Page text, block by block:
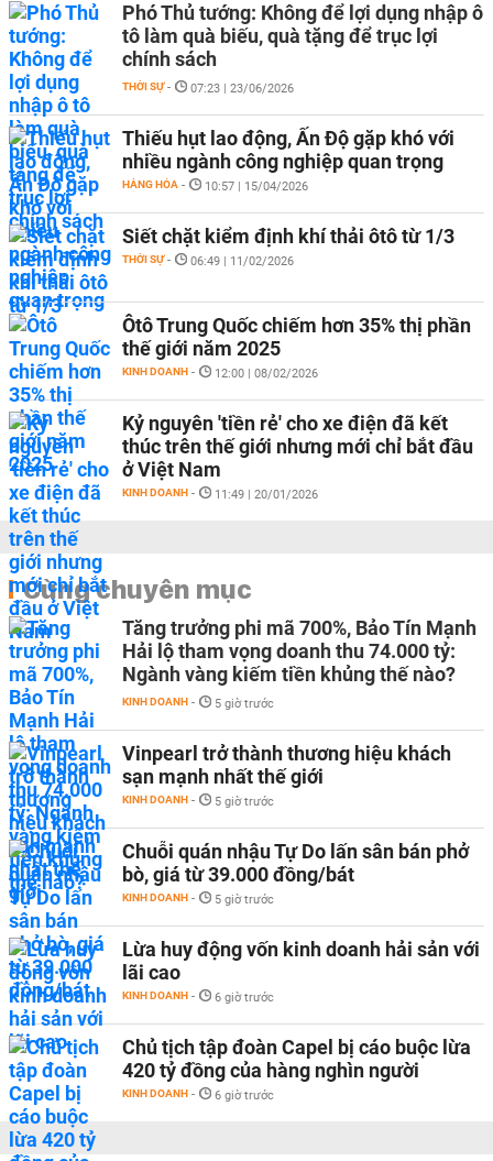
Phó Thủ tướng: Không để lợi dụng nhập ô
tô làm quà biếu, quà tặng để trục lợi
chính sách
THỜI SỰ - 07:23 | 23/06/2026
Thiếu hụt lao động, Ấn Độ gặp khó với
nhiều ngành công nghiệp quan trọng
HÀNG HÓA - 10:57 | 15/04/2026
Siết chặt kiểm định khí thải ôtô từ 1/3
THỜI SỰ - 06:49 | 11/02/2026
Ôtô Trung Quốc chiếm hơn 35% thị phần
thế giới năm 2025
KINH DOANH - 12:00 | 08/02/2026
Kỷ nguyên 'tiền rẻ' cho xe điện đã kết
thúc trên thế giới nhưng mới chỉ bắt đầu
ở Việt Nam
KINH DOANH - 11:49 | 20/01/2026
Cùng chuyên mục
Tăng trưởng phi mã 700%, Bảo Tín Mạnh
Hải lộ tham vọng doanh thu 74.000 tỷ:
Ngành vàng kiếm tiền khủng thế nào?
KINH DOANH - 5 giờ trước
Vinpearl trở thành thương hiệu khách
sạn mạnh nhất thế giới
KINH DOANH - 5 giờ trước
Chuỗi quán nhậu Tự Do lấn sân bán phở
bò, giá từ 39.000 đồng/bát
KINH DOANH - 5 giờ trước
Lừa huy động vốn kinh doanh hải sản với
lãi cao
KINH DOANH - 6 giờ trước
Chủ tịch tập đoàn Capel bị cáo buộc lừa
420 tỷ đồng của hàng nghìn người
KINH DOANH - 6 giờ trước